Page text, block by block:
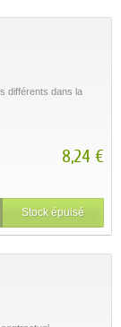
différents dans la
8,24 €
Stock épuisé